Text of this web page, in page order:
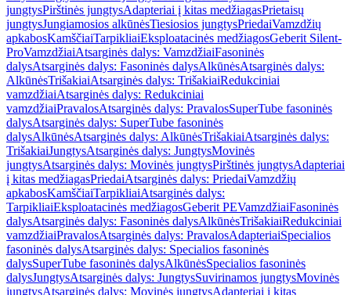
jungtysPirštinės jungtysAdapteriai į kitas medžiagasPrietaisų
jungtysJungiamosios alkūnėsTiesiosios jungtysPriedaiVamzdžių
apkabosKamščiaiTarpikliaiEksploatacinės medžiagosGeberit Silent-
ProVamzdžiaiAtsarginės dalys: VamzdžiaiFasoninės
dalysAtsarginės dalys: Fasoninės dalysAlkūnėsAtsarginės dalys:
AlkūnėsTrišakiaiAtsarginės dalys: TrišakiaiRedukciniai
vamzdžiaiAtsarginės dalys: Redukciniai
vamzdžiaiPravalosAtsarginės dalys: PravalosSuperTube fasoninės
dalysAtsarginės dalys: SuperTube fasoninės
dalysAlkūnėsAtsarginės dalys: AlkūnėsTrišakiaiAtsarginės dalys:
TrišakiaiJungtysAtsarginės dalys: JungtysMovinės
jungtysAtsarginės dalys: Movinės jungtysPirštinės jungtysAdapteriai
į kitas medžiagasPriedaiAtsarginės dalys: PriedaiVamzdžių
apkabosKamščiaiTarpikliaiAtsarginės dalys:
TarpikliaiEksploatacinės medžiagosGeberit PEVamzdžiaiFasoninės
dalysAtsarginės dalys: Fasoninės dalysAlkūnėsTrišakiaiRedukciniai
vamzdžiaiPravalosAtsarginės dalys: PravalosAdapteriaiSpecialios
fasoninės dalysAtsarginės dalys: Specialios fasoninės
dalysSuperTube fasoninės dalysAlkūnėsSpecialios fasoninės
dalysJungtysAtsarginės dalys: JungtysSuvirinamos jungtysMovinės
jungtysAtsarginės dalys: Movinės jungtysAdapteriai į kitas